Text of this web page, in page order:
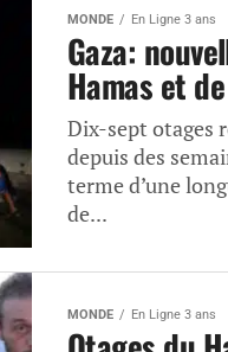
MONDE En Ligne 3 ans
Gaza:
Hamas et
Dix-sept otages
depuis des
terme d’une
de...
MONDE En Ligne 3 ans